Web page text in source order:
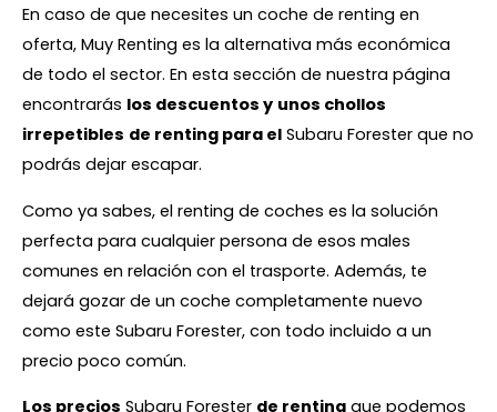
En caso de que necesites un coche de renting en
oferta, Muy Renting es la alternativa más económica
de todo el sector. En esta sección de nuestra página
encontrarás los descuentos y unos chollos
irrepetibles de renting para el Subaru Forester que no
podrás dejar escapar.
Como ya sabes, el renting de coches es la solución
perfecta para cualquier persona de esos males
comunes en relación con el trasporte. Además, te
dejará gozar de un coche completamente nuevo
como este Subaru Forester, con todo incluido a un
precio poco común.
Los precios Subaru Forester de renting que podemos